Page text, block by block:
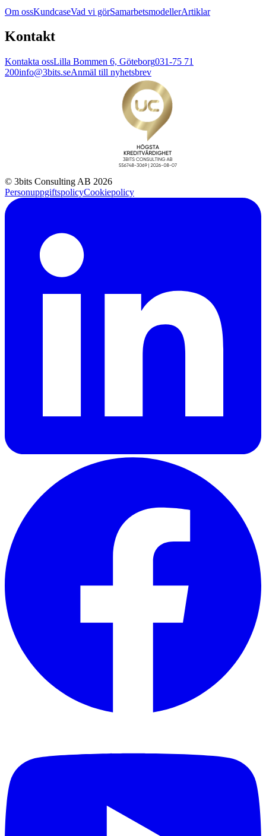
Om ossKundcaseVad vi görSamarbetsmodellerArtiklar
Kontakt
Kontakta ossLilla Bommen 6, Göteborg031-75 71
200info@3bits.seAnmäl till nyhetsbrev
© 3bits Consulting AB 2026
PersonuppgiftspolicyCookiepolicy